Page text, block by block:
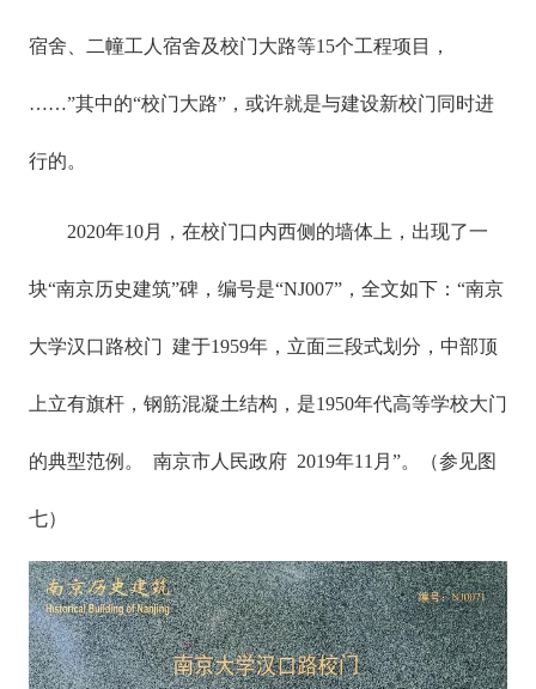
宿舍、二幢工人宿舍及校门大路等15个工程项目，
……”其中的“校门大路”，或许就是与建设新校门同时进
行的。
2020年10月，在校门口内西侧的墙体上，出现了一
块“南京历史建筑”碑，编号是“NJ007”，全文如下：“南京
大学汉口路校门 建于1959年，立面三段式划分，中部顶
上立有旗杆，钢筋混凝土结构，是1950年代高等学校大门
的典型范例。 南京市人民政府 2019年11月”。（参见图
七）